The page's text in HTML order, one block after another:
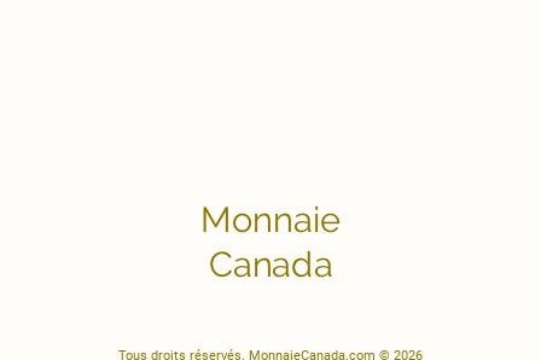
Monnaie
Canada
Tous droits réservés. MonnaieCanada.com © 2026